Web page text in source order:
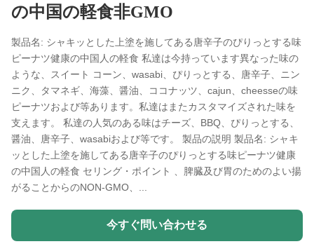
の中国の軽食非GMO
製品名: シャキッとした上塗を施してある唐辛子のぴりっとする味
ピーナツ健康の中国人の軽食 私達は今持っています異なった味の
ような、スイート コーン、wasabi、ぴりっとする、唐辛子、ニン
ニク、タマネギ、海藻、醤油、ココナッツ、cajun、cheesseの味
ピーナツおよび等あります。私達はまたカスタマイズされた味を
支えます。 私達の人気のある味はチーズ、BBQ、ぴりっとする、
醤油、唐辛子、wasabiおよび等です。 製品の説明 製品名: シャキ
ッとした上塗を施してある唐辛子のぴりっとする味ピーナツ健康
の中国人の軽食 セリング・ポイント 、脾臓及び胃のためのよい揚
がることからのNON-GMO、...
今すぐ問い合わせる